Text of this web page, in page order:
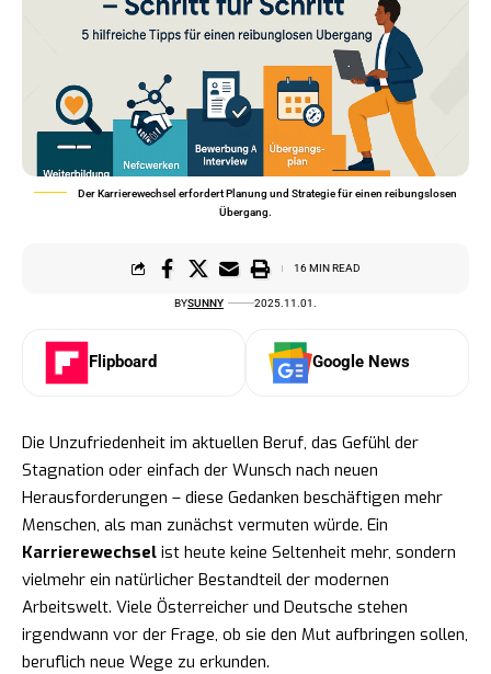
Der Karrierewechsel erfordert Planung und Strategie für einen reibungslosen
Übergang.
BYSUNNY 2025.11.01.
16 MIN READ
Flipboard Google News
Die Unzufriedenheit im aktuellen Beruf, das Gefühl der
Stagnation oder einfach der Wunsch nach neuen
Herausforderungen – diese Gedanken beschäftigen mehr
Menschen, als man zunächst vermuten würde. Ein
Karrierewechsel ist heute keine Seltenheit mehr, sondern
vielmehr ein natürlicher Bestandteil der modernen
Arbeitswelt. Viele Österreicher und Deutsche stehen
irgendwann vor der Frage, ob sie den Mut aufbringen sollen,
beruflich neue Wege zu erkunden.